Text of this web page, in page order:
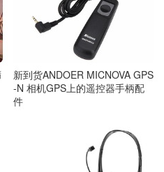
新到货ANDOER MICNOVA GPS
-N 相机GPS上的遥控器手柄配
件